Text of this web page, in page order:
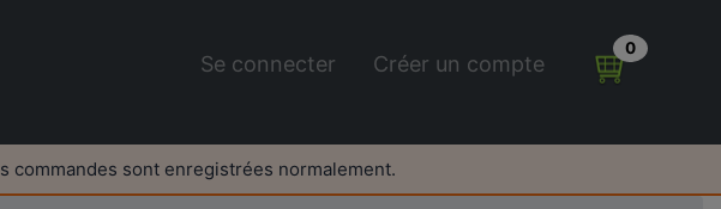
Se connecter Créer un compte
0
commandes sont enregistrées normalement.